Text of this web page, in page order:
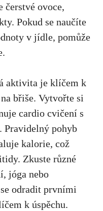
čerstvé ovoce,
Pokud se naučíte
v jídle, pomůže
aktivita je klíčem k
břiše. Vytvořte si
cardio cvičení s
Pravidelný pohyb
kalorie, což
Zkuste různé
jóga nebo
odradit prvními
k úspěchu.